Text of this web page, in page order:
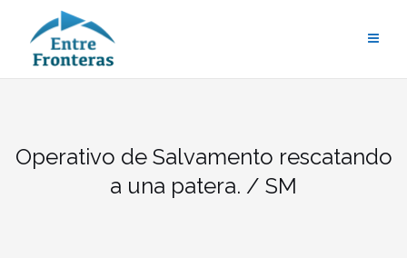
contenido
Operativo de Salvamento rescatando
a una patera. / SM